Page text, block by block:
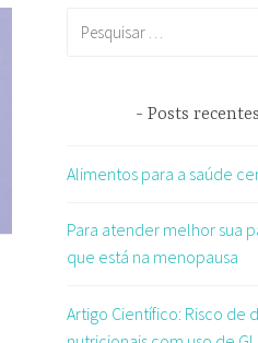
Posts recentes
Alimentos para a saúde
Para atender melhor sua
que está na menopausa
Artigo Científico: Risco de